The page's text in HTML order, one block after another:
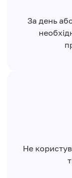
За день
Не